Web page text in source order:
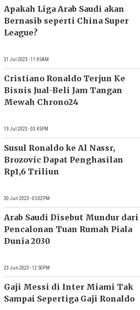
Apakah Liga Arab Saudi akan
Bernasib seperti China Super
League?
31 Jul 2023 - 11:45AM
Cristiano Ronaldo Terjun Ke
Bisnis Jual-Beli Jam Tangan
Mewah Chrono24
13 Jul 2023 - 03:45PM
Susul Ronaldo ke Al Nassr,
Brozovic Dapat Penghasilan
Rp1,6 Triliun
30 Jun 2023 - 05:02PM
Arab Saudi Disebut Mundur dari
Pencalonan Tuan Rumah Piala
Dunia 2030
23 Jun 2023 - 12:50PM
Gaji Messi di Inter Miami Tak
Sampai Sepertiga Gaji Ronaldo